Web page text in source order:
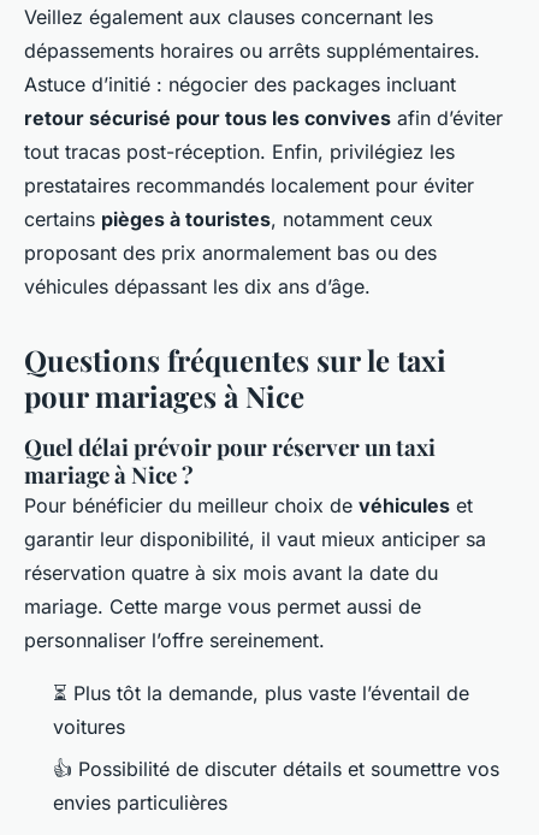
Veillez également aux clauses concernant les
dépassements horaires ou arrêts supplémentaires.
Astuce d’initié : négocier des packages incluant
retour sécurisé pour tous les convives afin d’éviter
tout tracas post-réception. Enfin, privilégiez les
prestataires recommandés localement pour éviter
certains pièges à touristes, notamment ceux
proposant des prix anormalement bas ou des
véhicules dépassant les dix ans d’âge.
Questions fréquentes sur le taxi
pour mariages à Nice
Quel délai prévoir pour réserver un taxi
mariage à Nice ?
Pour bénéficier du meilleur choix de véhicules et
garantir leur disponibilité, il vaut mieux anticiper sa
réservation quatre à six mois avant la date du
mariage. Cette marge vous permet aussi de
personnaliser l’offre sereinement.
⏳ Plus tôt la demande, plus vaste l’éventail de
voitures
👍 Possibilité de discuter détails et soumettre vos
envies particulières